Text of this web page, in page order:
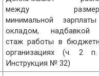
между
минимальной
окладом, надбавкой
стаж работы в
организациях (ч. 2
Инструкция № 32)